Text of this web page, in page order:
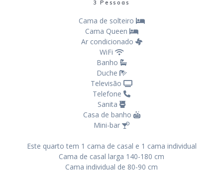
3 Pessoas
Cama de solteiro
Cama Queen
Ar condicionado
WiFi
Banho
Duche
Televisão
Telefone
Sanita
Casa de banho
Mini-bar
Este quarto tem 1 cama de casal e 1 cama individual
Cama de casal larga 140-180 cm
Cama individual de 80-90 cm